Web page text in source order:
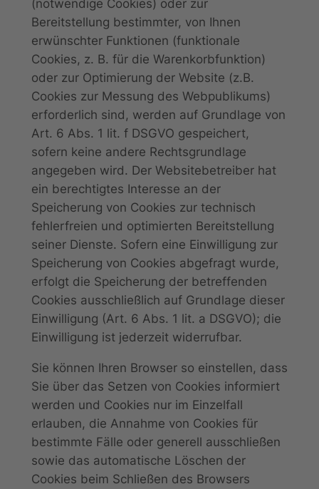
(notwendige Cookies) oder zur
Bereitstellung bestimmter, von Ihnen
erwünschter Funktionen (funktionale
Cookies, z. B. für die Warenkorbfunktion)
oder zur Optimierung der Website (z.B.
Cookies zur Messung des Webpublikums)
erforderlich sind, werden auf Grundlage von
Art. 6 Abs. 1 lit. f DSGVO gespeichert,
sofern keine andere Rechtsgrundlage
angegeben wird. Der Websitebetreiber hat
ein berechtigtes Interesse an der
Speicherung von Cookies zur technisch
fehlerfreien und optimierten Bereitstellung
seiner Dienste. Sofern eine Einwilligung zur
Speicherung von Cookies abgefragt wurde,
erfolgt die Speicherung der betreffenden
Cookies ausschließlich auf Grundlage dieser
Einwilligung (Art. 6 Abs. 1 lit. a DSGVO); die
Einwilligung ist jederzeit widerrufbar.
Sie können Ihren Browser so einstellen, dass
Sie über das Setzen von Cookies informiert
werden und Cookies nur im Einzelfall
erlauben, die Annahme von Cookies für
bestimmte Fälle oder generell ausschließen
sowie das automatische Löschen der
Cookies beim Schließen des Browsers